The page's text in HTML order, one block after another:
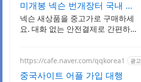
미개봉 넥슨 번개장터 국내 최
대 브랜드 중고거래
넥슨 새상품을 중고가로 구매하세
요. 대화 없는 안전결제로 간편하
규 상품 업로드
https://cafe.naver.com/qqkorea1 광고
중국사이트 어플 가입 대행